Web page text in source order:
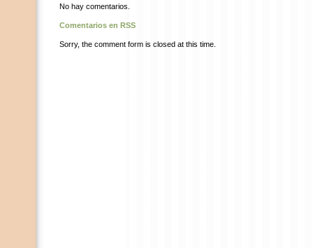
No hay comentarios.
Comentarios en RSS
Sorry, the comment form is closed at this time.